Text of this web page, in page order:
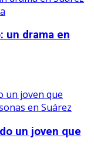
un drama en
un joven que